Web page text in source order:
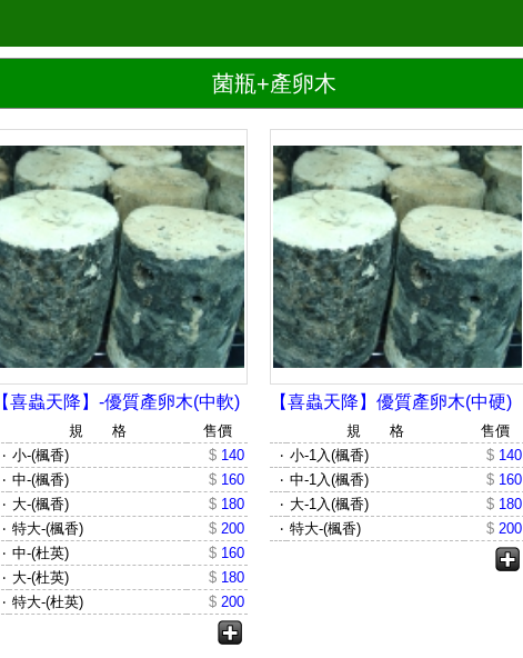
菌瓶+產卵木
【喜蟲天降】-優質產卵木(中軟)
規 格
售價
‧ 小-(楓香) $ 140
‧ 中-(楓香) $ 160
‧ 大-(楓香) $ 180
‧ 特大-(楓香) $ 200
‧ 中-(杜英) $ 160
‧ 大-(杜英) $ 180
‧ 特大-(杜英) $ 200
【喜蟲天降】優質產卵木(中硬)
規 格
售價
‧ 小-1入(楓香) $ 140
‧ 中-1入(楓香) $ 160
‧ 大-1入(楓香) $ 180
‧ 特大-(楓香) $ 200